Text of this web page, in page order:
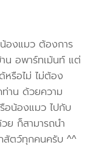
องแมว ต้องการ
น อพาร์ทเม้นท์ แต่
หรือไม่ ไม่ต้อง
ท่าน ด้วยความ
อน้องแมว ไปกับ
ย ก็สามารถนำ
สัตว์ทุกคนครับ ^^